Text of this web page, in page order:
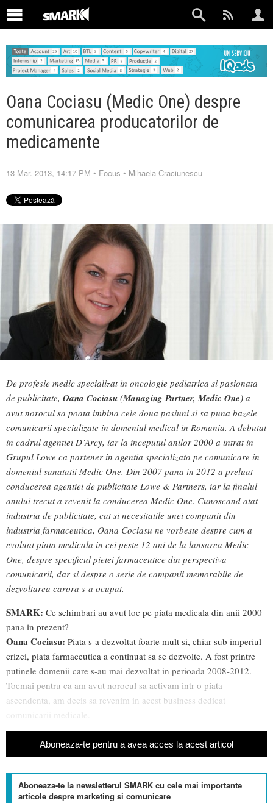
Oana Cociasu (Medic One) despre
comunicarea producatorilor de
medicamente
13 Mar. 2013, 14:17 PM • Focus • Mihaela Craciunescu
De profesie medic specializat in oncologie pediatrica si pasionata
de publicitate, Oana Cociasu (Managing Partner, Medic One) a
avut norocul sa poata imbina cele doua pasiuni si sa puna bazele
comunicarii specializate in domeniul medical in Romania. A debutat
in cadrul agentiei D’Arcy, iar la inceputul anilor 2000 a intrat in
Grupul Lowe ca partener in agentia specializata pe comunicare in
domeniul sanatatii Medic One. Din 2007 pana in 2012 a preluat
conducerea agentiei de publicitate Lowe & Partners, iar la finalul
anului trecut a revenit la conducerea Medic One. Cunoscand atat
industria de publicitate, cat si necesitatile unei companii din
industria farmaceutica, Oana Cociasu ne vorbeste despre cum a
evoluat piata medicala in cei peste 12 ani de la lansarea Medic
One, despre specificul pietei farmaceutice din perspectiva
comunicarii, dar si despre o serie de campanii memorabile de
dezvoltarea carora s-a ocupat.
SMARK: Ce schimbari au avut loc pe piata medicala din anii 2000
pana in prezent?
Oana Cociasu: Piata s-a dezvoltat foarte mult si, chiar sub imperiul
crizei, piata farmaceutica a continuat sa se dezvolte. A fost printre
putinele domenii care s-au mai dezvoltat in perioada 2008-2012.
Tocmai pentru ca am avut norocul sa activam intr-o piata
ascendenta, am decis sa revenim in acest business dedicat
comunicarii medicale.
Aboneaza-te pentru a avea acces la acest articol
Aboneaza-te la newsletterul SMARK cu cele mai importante
articole despre marketing si comunicare